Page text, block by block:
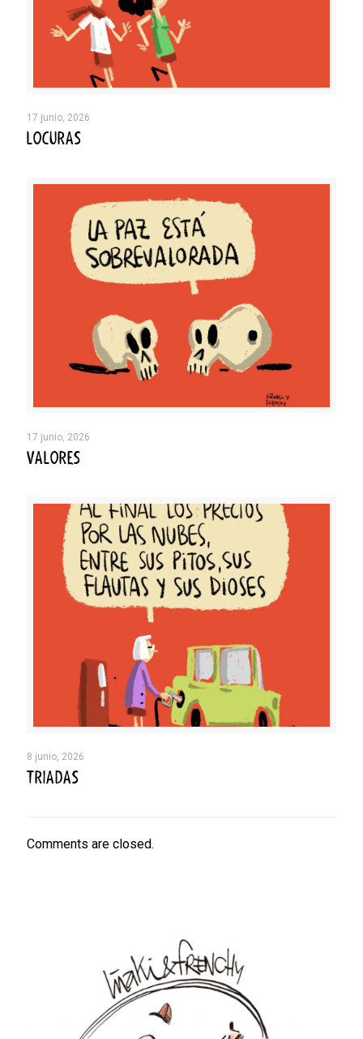
17 junio, 2026
LOCURAS
17 junio, 2026
VALORES
8 junio, 2026
TRIADAS
Comments are closed.